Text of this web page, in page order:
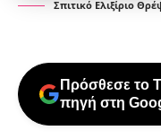
Σπιτικό Ελιξίριο
Πρόσθεσε το
πηγή στη